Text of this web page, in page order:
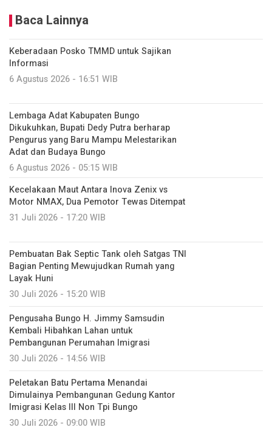
Baca Lainnya
Keberadaan Posko TMMD untuk Sajikan
Informasi
6 Agustus 2026 - 16:51 WIB
Lembaga Adat Kabupaten Bungo
Dikukuhkan, Bupati Dedy Putra berharap
Pengurus yang Baru Mampu Melestarikan
Adat dan Budaya Bungo
6 Agustus 2026 - 05:15 WIB
Kecelakaan Maut Antara Inova Zenix vs
Motor NMAX, Dua Pemotor Tewas Ditempat
31 Juli 2026 - 17:20 WIB
Pembuatan Bak Septic Tank oleh Satgas TNI
Bagian Penting Mewujudkan Rumah yang
Layak Huni
30 Juli 2026 - 15:20 WIB
Pengusaha Bungo H. Jimmy Samsudin
Kembali Hibahkan Lahan untuk
Pembangunan Perumahan Imigrasi
30 Juli 2026 - 14:56 WIB
Peletakan Batu Pertama Menandai
Dimulainya Pembangunan Gedung Kantor
Imigrasi Kelas III Non Tpi Bungo
30 Juli 2026 - 09:00 WIB